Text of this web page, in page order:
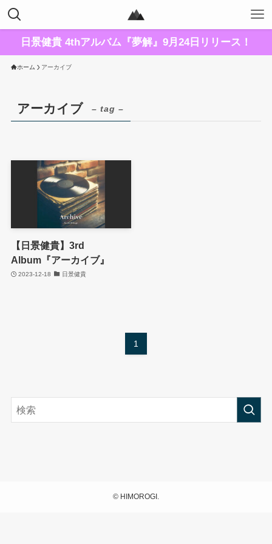
日景健貴 4thアルバム『夢解』9月24日リリース！
ホーム アーカイブ
アーカイブ – tag –
【日景健貴】3rd
Album『アーカイブ』
2023-12-18 日景健貴
1
© HIMOROGI.